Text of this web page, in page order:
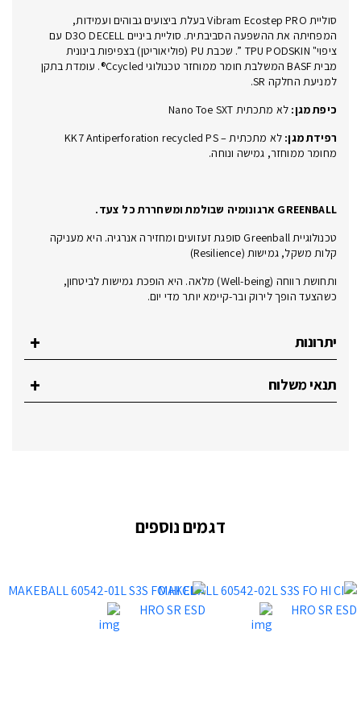
סוליית Vibram Ecostep PRO בעלת ביצועים גבוהים ועמידות,
המפחיתה את ההשפעה הסביבתית. סוליית ביניים D3O DECELL עם
ציפוי" TPU PODSKIN ”. שכבת PU (פוליאוריטן) בצפיפות בינונית
מבית BASF המשלבת חומר ממוחזר טכנולוגי Ccycled®. עומדת בתקן
למניעת החלקה SR.
כיפת מגן: לא מתכתית Nano Toe SXT
רפידת מגן:
לא מתכתית – KK7 Antiperforation recycled PS
מחומר ממוחזר, גמישה ונוחה.
GREENBALL ארגונומיה שבולמת ומשחררת כל צעד.
טכנולוגיית Greenball סופגת זעזועים ומחזירה אנרגיה. היא מעניקה
קלות משקל, גמישות (Resilience)
ותחושת רווחה (Well-being) מלאה. היא הופכת גמישות לביטחון,
כשהצעד הופך לירוק ובר-קיימא יותר מדי יום.
יתרונות
תנאי משלוח
דגמים נוספים